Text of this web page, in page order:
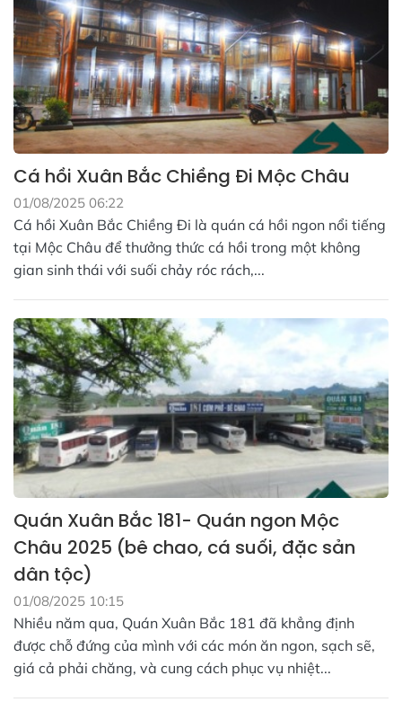
Cá hồi Xuân Bắc Chiềng Đi Mộc Châu
01/08/2025 06:22
Cá hồi Xuân Bắc Chiềng Đi là quán cá hồi ngon nổi tiếng
tại Mộc Châu để thưởng thức cá hồi trong một không
gian sinh thái với suối chảy róc rách,...
Quán Xuân Bắc 181- Quán ngon Mộc
Châu 2025 (bê chao, cá suối, đặc sản
dân tộc)
01/08/2025 10:15
Nhiều năm qua, Quán Xuân Bắc 181 đã khẳng định
được chỗ đứng của mình với các món ăn ngon, sạch sẽ,
giá cả phải chăng, và cung cách phục vụ nhiệt...